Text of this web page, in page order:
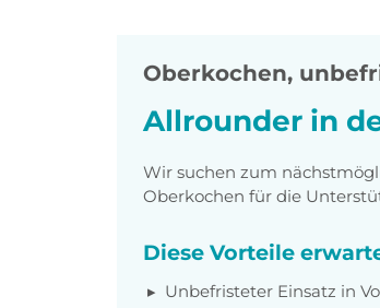
Oberkochen,
Allrounder in
Wir suchen zum
Oberkochen für die
Diese Vorteile
Unbefristeter Einsatz in